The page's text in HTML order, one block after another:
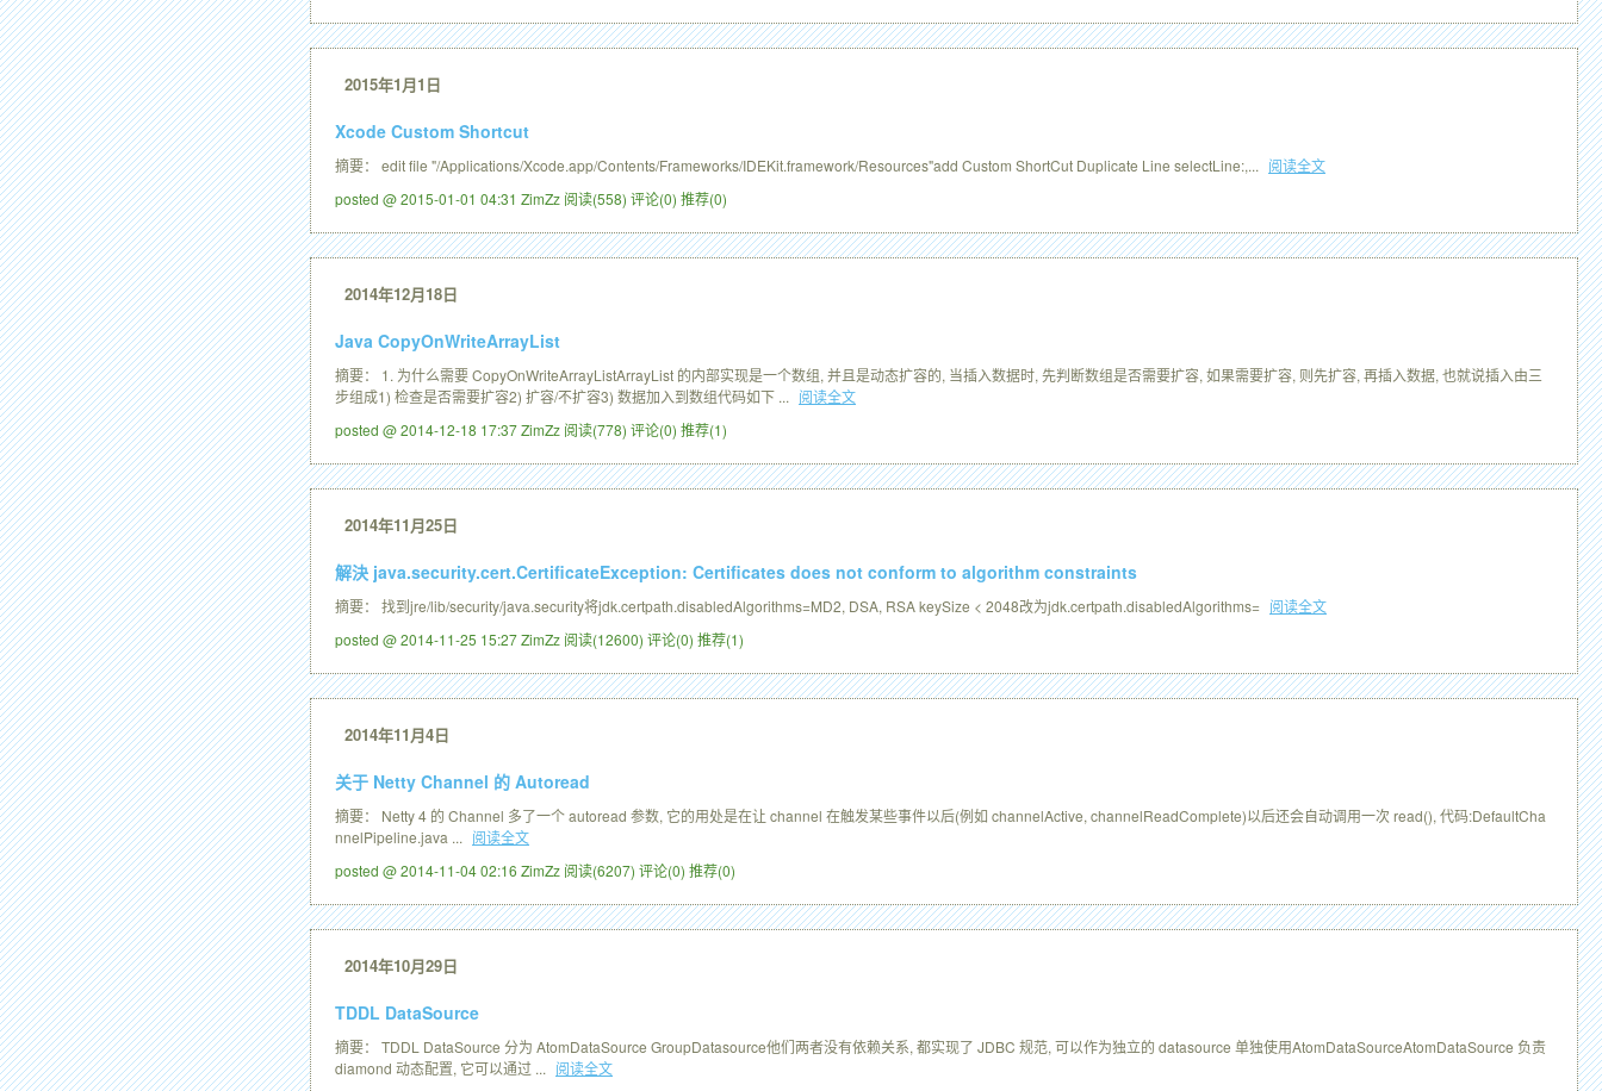
2015年1月1日
Xcode Custom Shortcut
摘要： edit file "/Applications/Xcode.app/Contents/Frameworks/IDEKit.framework/Resources"add Custom ShortCut Duplicate Line selectLine:,... 阅读全文
posted @ 2015-01-01 04:31 ZimZz 阅读(558) 评论(0) 推荐(0)
2014年12月18日
Java CopyOnWriteArrayList
摘要： 1. 为什么需要 CopyOnWriteArrayListArrayList 的内部实现是一个数组, 并且是动态扩容的, 当插入数据时, 先判断数组是否需要扩容, 如果需要扩容, 则先扩容, 再插入数据, 也就说插入由三
步组成1) 检查是否需要扩容2) 扩容/不扩容3) 数据加入到数组代码如下 ... 阅读全文
posted @ 2014-12-18 17:37 ZimZz 阅读(778) 评论(0) 推荐(1)
2014年11月25日
解決 java.security.cert.CertificateException: Certificates does not conform to algorithm constraints
摘要： 找到jre/lib/security/java.security将jdk.certpath.disabledAlgorithms=MD2, DSA, RSA keySize < 2048改为jdk.certpath.disabledAlgorithms= 阅读全文
posted @ 2014-11-25 15:27 ZimZz 阅读(12600) 评论(0) 推荐(1)
2014年11月4日
关于 Netty Channel 的 Autoread
摘要： Netty 4 的 Channel 多了一个 autoread 参数, 它的用处是在让 channel 在触发某些事件以后(例如 channelActive, channelReadComplete)以后还会自动调用一次 read(), 代码:DefaultCha
nnelPipeline.java ... 阅读全文
posted @ 2014-11-04 02:16 ZimZz 阅读(6207) 评论(0) 推荐(0)
2014年10月29日
TDDL DataSource
摘要： TDDL DataSource 分为 AtomDataSource GroupDatasource他们两者没有依赖关系, 都实现了 JDBC 规范, 可以作为独立的 datasource 单独使用AtomDataSourceAtomDataSource 负责
diamond 动态配置, 它可以通过 ... 阅读全文